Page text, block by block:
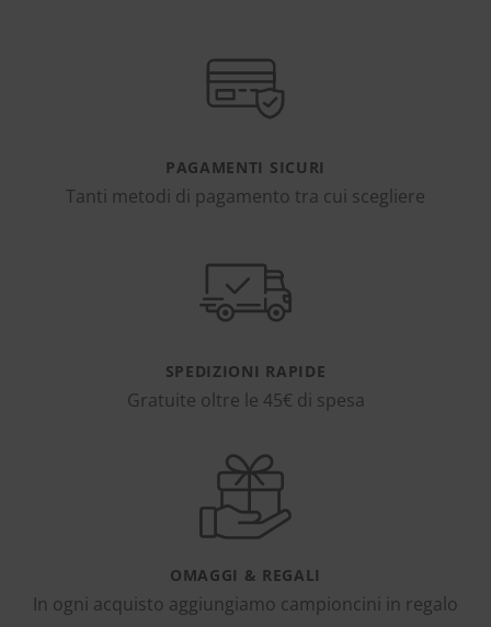
PAGAMENTI SICURI
Tanti metodi di pagamento tra cui scegliere
SPEDIZIONI RAPIDE
Gratuite oltre le 45€ di spesa
OMAGGI & REGALI
In ogni acquisto aggiungiamo campioncini in regalo